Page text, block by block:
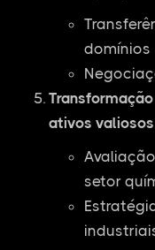
domínios
ativos valiosos
setor